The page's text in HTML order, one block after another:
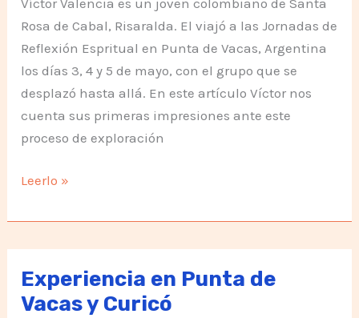
Rosa de Cabal, Risaralda. El viajó a las Jornadas de
Reflexión Espritual en Punta de Vacas, Argentina
los días 3, 4 y 5 de mayo, con el grupo que se
desplazó hasta allá. En este artículo Víctor nos
cuenta sus primeras impresiones ante este
proceso de exploración
Caminar
través
de
sí
mismo
Leerlo »
Experiencia en Punta de
Vacas y Curicó